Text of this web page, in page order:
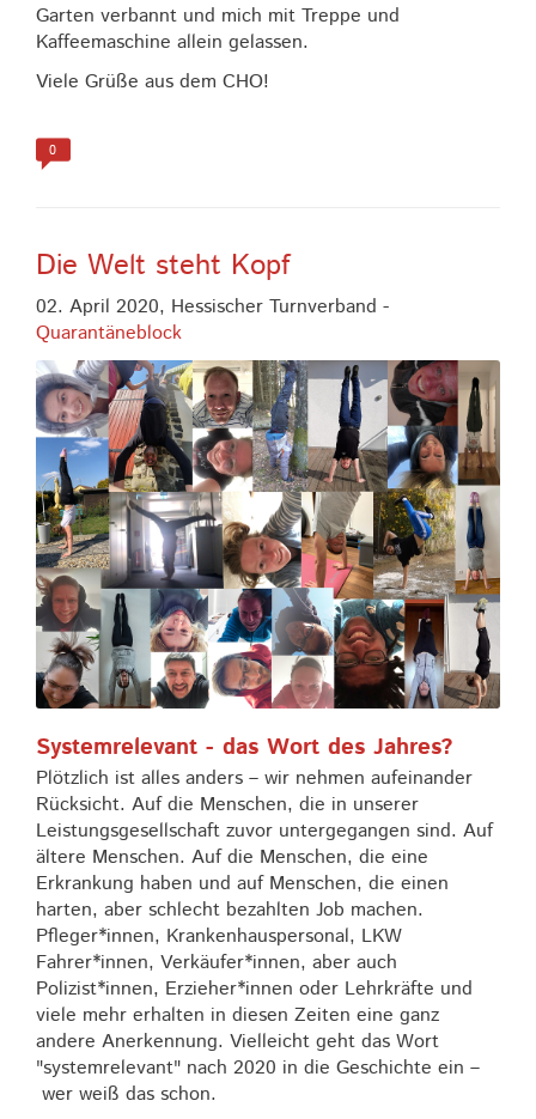
Garten verbannt und mich mit Treppe und
Kaffeemaschine allein gelassen.
Viele Grüße aus dem CHO!
0
Die Welt steht Kopf
02. April 2020, Hessischer Turnverband -
Quarantäneblock
Systemrelevant - das Wort des Jahres?
Plötzlich ist alles anders – wir nehmen aufeinander
Rücksicht. Auf die Menschen, die in unserer
Leistungsgesellschaft zuvor untergegangen sind. Auf
ältere Menschen. Auf die Menschen, die eine
Erkrankung haben und auf Menschen, die einen
harten, aber schlecht bezahlten Job machen.
Pfleger*innen, Krankenhauspersonal, LKW
Fahrer*innen, Verkäufer*innen, aber auch
Polizist*innen, Erzieher*innen oder Lehrkräfte und
viele mehr erhalten in diesen Zeiten eine ganz
andere Anerkennung. Vielleicht geht das Wort
"systemrelevant" nach 2020 in die Geschichte ein –
wer weiß das schon.